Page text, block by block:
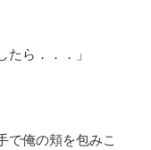
たら．．．」
で俺の頬を包みこ